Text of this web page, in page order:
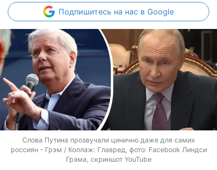
Подпишитесь на нас в Google
Слова Путина прозвучали цинично даже для самих
россиян - Грэм / Коллаж: Главред, фото: Facebook Линдси
Грэма, скриншот YouTube